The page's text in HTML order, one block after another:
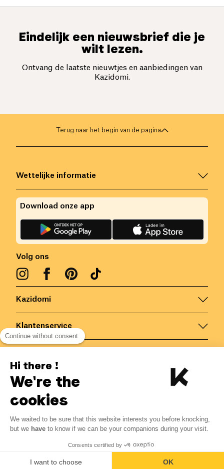
Eindelijk een nieuwsbrief die je
wilt lezen.
Ontvang de laatste nieuwtjes en aanbiedingen van
Kazidomi.
5.85€ 4.39€ -25% ?
Bespaar 1.46 € met K+
Laat mij weten
Terug naar het begin van de pagina
Kazidomi
Klantenservice
Wettelijke informatie
Volg ons
Download onze app
België/ NL
Alle rechten voorbehouden
Continue without consent
Hi there !
We're the
cookies
We waited to be sure that this website interests you before knocking,
but we have to know if we can be your companions during your visit.
Consents certified by
I want to choose OK